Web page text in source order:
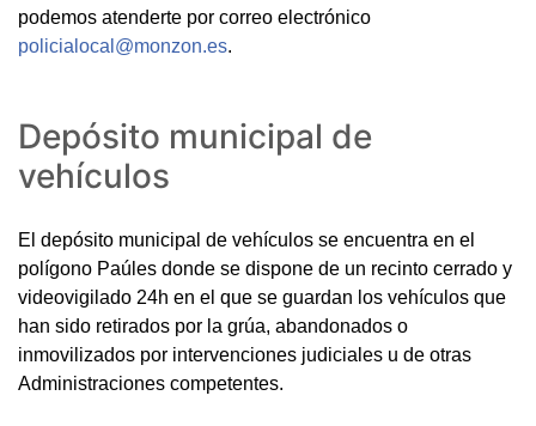
podemos atenderte por correo electrónico
policialocal@monzon.es.
Depósito municipal de
vehículos
El depósito municipal de vehículos se encuentra en el
polígono Paúles donde se dispone de un recinto cerrado y
videovigilado 24h en el que se guardan los vehículos que
han sido retirados por la grúa, abandonados o
inmovilizados por intervenciones judiciales u de otras
Administraciones competentes.